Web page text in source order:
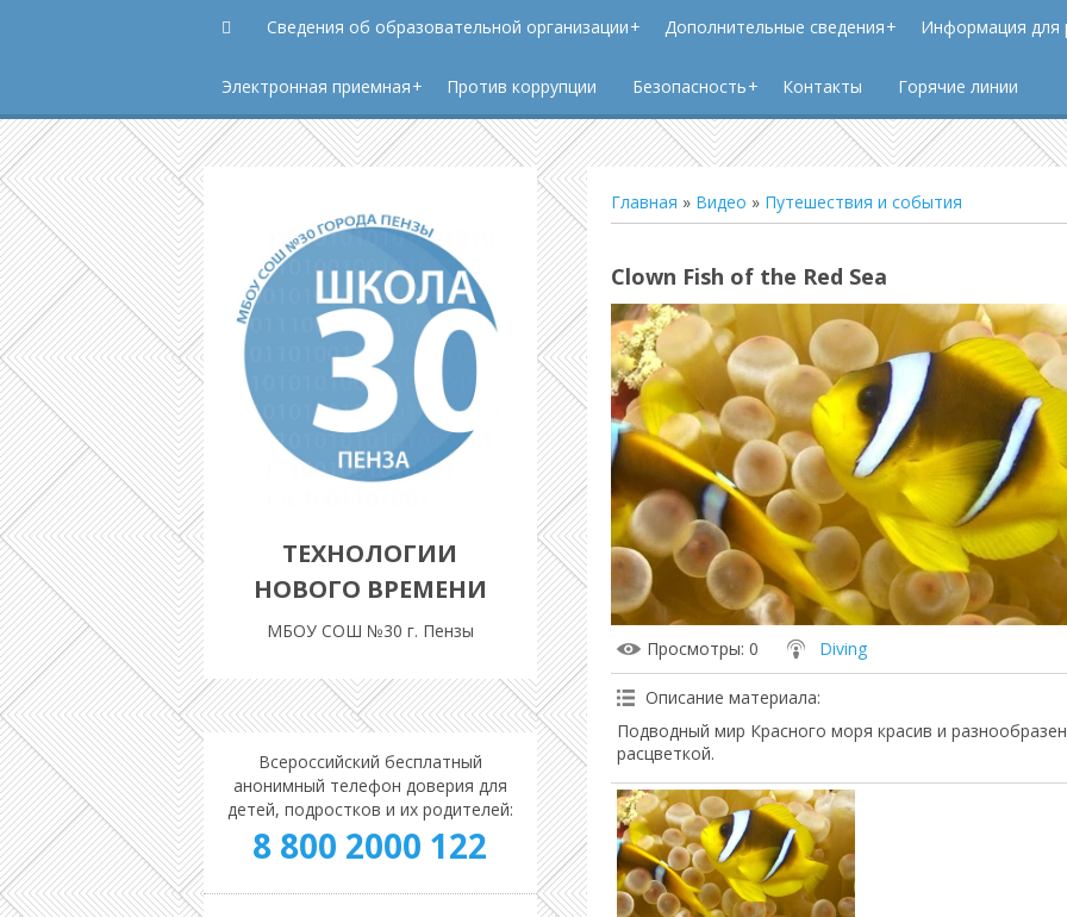
Сведения об образовательной организации Дополнительные сведения Информация для
Электронная приемная Против коррупции Безопасность Контакты Горячие линии
ТЕХНОЛОГИИ
НОВОГО ВРЕМЕНИ
МБОУ СОШ №30 г. Пензы
Главная » Видео » Путешествия и события
Clown Fish of the Red Sea
Просмотры: 0 Diving
Описание материала:
Подводный мир Красного моря красив и
расцветкой.
Всероссийский бесплатный
анонимный телефон доверия для
детей, подростков и их родителей:
8 800 2000 122